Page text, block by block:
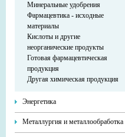
Минеральные удобрения
Фармацевтика - исходные
материалы
Кислоты и другие
неорганические продукты
Готовая фармацевтическая
продукция
Другая химическая продукция
Энергетика
Металлургия и металлообработка